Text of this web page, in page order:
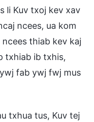
li Kuv txoj kev xav
ncees, ua kom
thiab kev kaj
txhiab ib txhis,
fab ywj fwj mus
txhua tus, Kuv tej